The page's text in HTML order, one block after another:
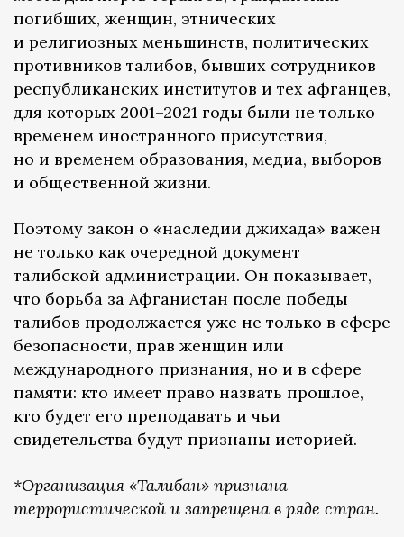
погибших, женщин, этнических
и религиозных меньшинств, политических
противников талибов, бывших сотрудников
республиканских институтов и тех афганцев,
для которых 2001–2021 годы были не только
временем иностранного присутствия,
но и временем образования, медиа, выборов
и общественной жизни.
Поэтому закон о «наследии джихада» важен
не только как очередной документ
талибской администрации. Он показывает,
что борьба за Афганистан после победы
талибов продолжается уже не только в сфере
безопасности, прав женщин или
международного признания, но и в сфере
памяти: кто имеет право назвать прошлое,
кто будет его преподавать и чьи
свидетельства будут признаны историей.
*Организация «Талибан» признана
террористической и запрещена в ряде стран.